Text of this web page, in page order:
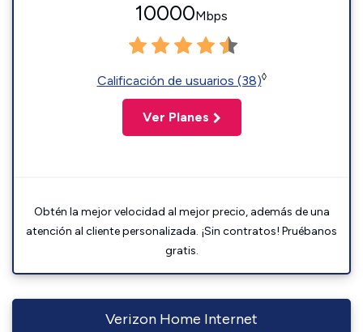
10000Mbps
Calificación de usuarios (38)◊
Ver Planes
Obtén la mejor velocidad al mejor precio, además de una
atención al cliente personalizada. ¡Sin contratos! Pruébanos
gratis.
Verizon Home Internet